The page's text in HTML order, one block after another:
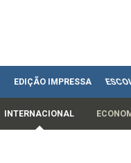
EDIÇÃO IMPRESSA
INTERNACIONAL